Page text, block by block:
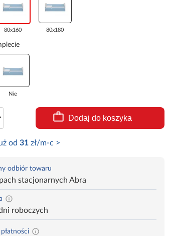
80x160 80x180
Nie
Dodaj do koszyka
od 31zł/m-c >
odbiór towaru
stacjonarnych Abra
roboczych